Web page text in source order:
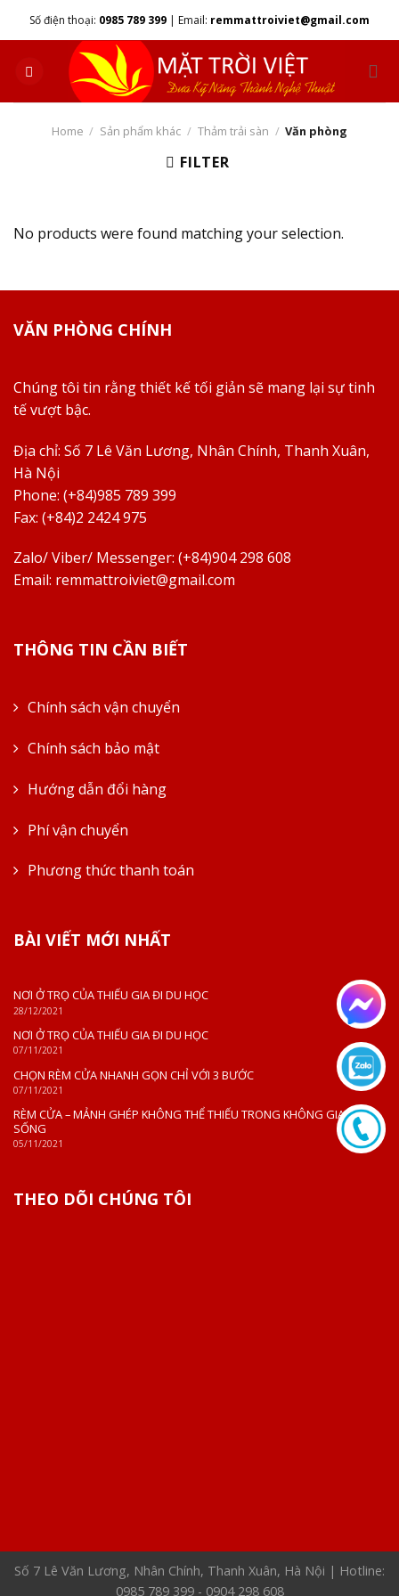
Số điện thoại: 0985 789 399 | Email: remmattroiviet@gmail.com
Home / Sản phẩm khác / Thảm trải sàn / Văn phòng
FILTER
No products were found matching your selection.
VĂN PHÒNG CHÍNH
Chúng tôi tin rằng thiết kế tối giản sẽ mang lại sự tinh
tế vượt bậc.
Địa chỉ: Số 7 Lê Văn Lương, Nhân Chính, Thanh Xuân,
Hà Nội
Phone: (+84)985 789 399
Fax: (+84)2 2424 975
Zalo/ Viber/ Messenger: (+84)904 298 608
Email: remmattroiviet@gmail.com
THÔNG TIN CẦN BIẾT
Chính sách vận chuyển
Chính sách bảo mật
Hướng dẫn đổi hàng
Phí vận chuyển
Phương thức thanh toán
BÀI VIẾT MỚI NHẤT
NƠI Ở TRỌ CỦA THIẾU GIA ĐI DU HỌC
28/12/2021
NƠI Ở TRỌ CỦA THIẾU GIA ĐI DU HỌC
07/11/2021
CHỌN RÈM CỬA NHANH GỌN CHỈ VỚI 3 BƯỚC
07/11/2021
RÈM CỬA – MẢNH GHÉP KHÔNG THỂ THIẾU TRONG KHÔNG GIAN
SỐNG
05/11/2021
THEO DÕI CHÚNG TÔI
Số 7 Lê Văn Lương, Nhân Chính, Thanh Xuân, Hà Nội | Hotline:
0985 789 399 - 0904 298 608